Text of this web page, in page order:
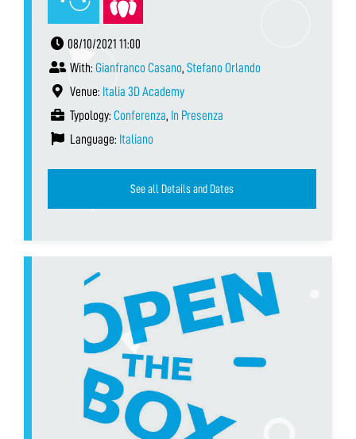
08/10/2021 11:00
With: Gianfranco Casano, Stefano Orlando
Venue: Italia 3D Academy
Typology: Conferenza, In Presenza
Language: Italiano
See all Details and Dates